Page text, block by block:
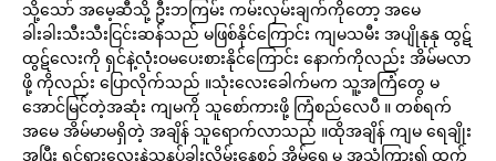
သို့သော် အမေ့ဆီသို့ ဦးဘကြမ်း ကမ်းလှမ်းချက်ကိုတော့ အမေ
ခါးခါးသီးသီးငြင်းဆန်သည် မဖြစ်နိုင်ကြောင်း ကျမသမီး အပျိုနုနု ထွဋ်
ထွဋ်လေးကို ရှင်နဲ့လုံံးဝမပေးစားနိုင်ကြောင်း နောက်ကိုလည်း အိမ်မလာ
ဖို့ ‌ကိုလည်း ပြောလိုက်သည် ။သုံးလေးခေါက်မက သူ့အကြံတွေ ‌မ
အောင်မြင်တဲ့အဆုံး ကျမကို သူစော်ကားဖို့ ကြံစည်လေပီ ။ တစ်ရက်
အမေ အိမ်မာမရှိတဲ့ အချိန် သူရောက်လာသည် ။ထိုအချိန် ကျမ ရေချိုး
အပြီး ရင်ရှားလေးနဲ့သနပ်ခါးလိမ်းနေစဉ် အိမ်ရှေ့မှ အသံကြား၍ ထွက်